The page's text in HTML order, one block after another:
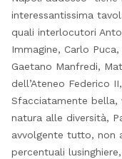
interessantissima
quali interlocutori
Immagine, Carlo
Gaetano Manfredi,
dell’Ateneo Federico
Sfacciatamente bella,
natura alle diversità,
avvolgente tutto, non
percentuali